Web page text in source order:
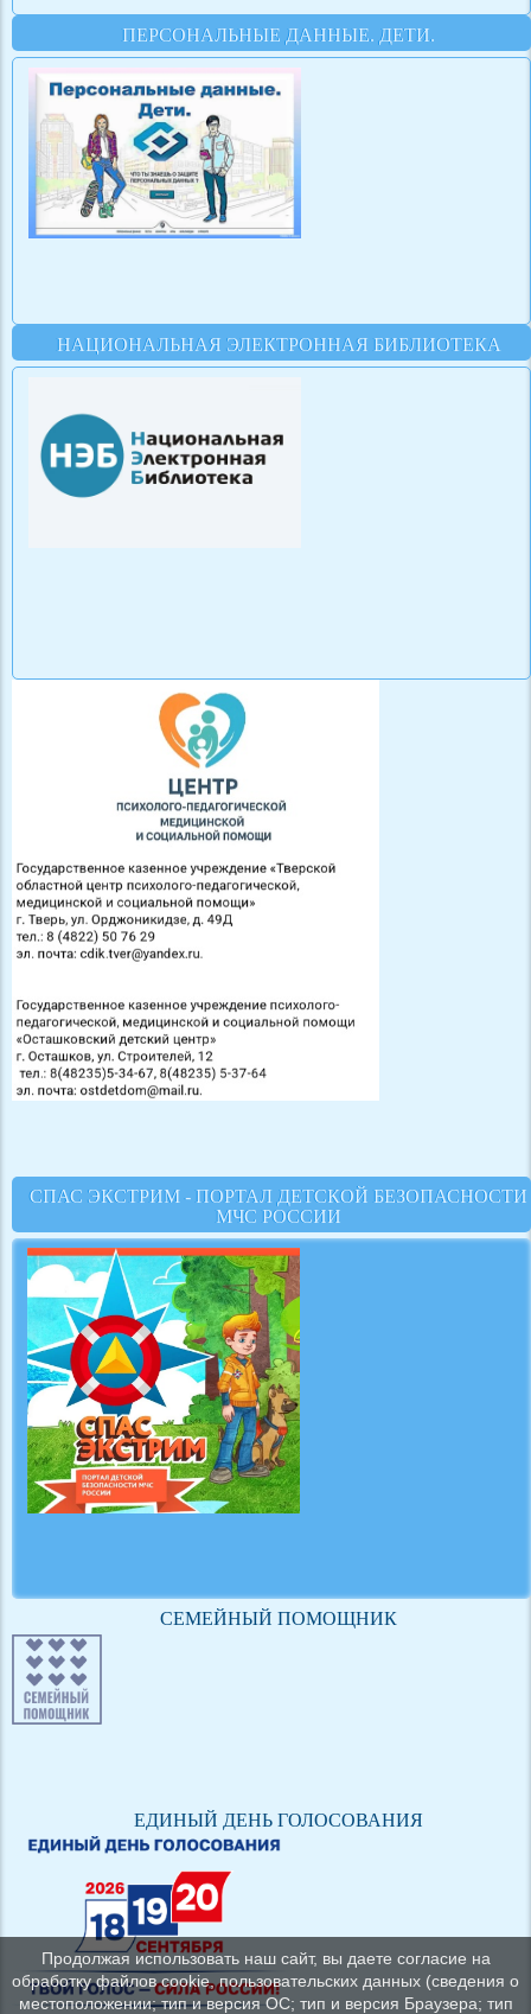
ПЕРСОНАЛЬНЫЕ ДАННЫЕ. ДЕТИ.
НАЦИОНАЛЬНАЯ ЭЛЕКТРОННАЯ БИБЛИОТЕКА
СПАС ЭКСТРИМ - ПОРТАЛ ДЕТСКОЙ БЕЗОПАСНОСТИ
МЧС РОССИИ
СЕМЕЙНЫЙ ПОМОЩНИК
ЕДИНЫЙ ДЕНЬ ГОЛОСОВАНИЯ
Продолжая использовать наш сайт, вы даете согласие на
обработку файлов cookie, пользовательских данных (сведения о
местоположении; тип и версия ОС; тип и версия Браузера; тип